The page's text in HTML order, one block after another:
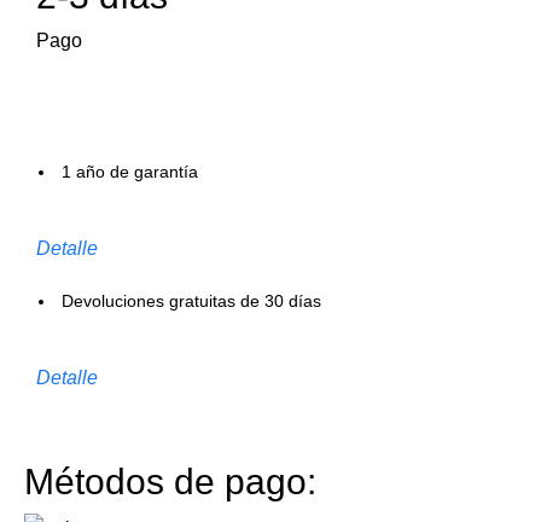
Pago
1 año de garantía
Detalle
Devoluciones gratuitas de 30 días
Detalle
Métodos de pago: